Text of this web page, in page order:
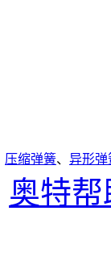
压缩弹簧、 异形弹
奥特